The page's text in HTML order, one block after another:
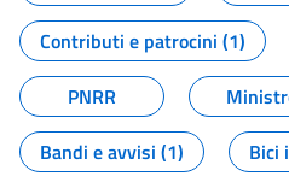
Contributi e patrocini (1)
PNRR
Bandi e avvisi (1)
Bici